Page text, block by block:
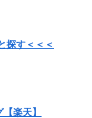
探す＜＜＜
楽天】